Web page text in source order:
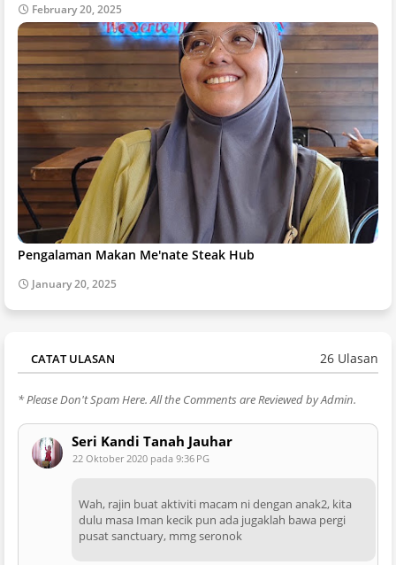
February 20, 2025
Pengalaman Makan Me'nate Steak Hub
January 20, 2025
CATAT ULASAN 26 Ulasan
* Please Don't Spam Here. All the Comments are Reviewed by Admin.
Seri Kandi Tanah Jauhar
22 Oktober 2020 pada 9:36 PG
Wah, rajin buat aktiviti macam ni dengan anak2, kita
dulu masa Iman kecik pun ada jugaklah bawa pergi
pusat sanctuary, mmg seronok